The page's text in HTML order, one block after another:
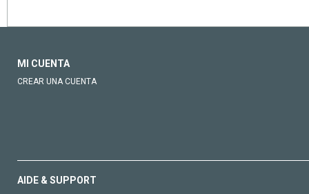
MI CUENTA
CREAR UNA CUENTA
AIDE & SUPPORT